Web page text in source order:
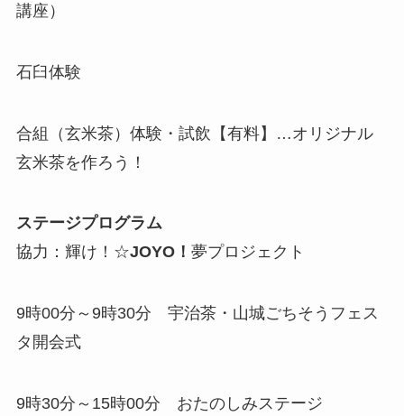
講座）
石臼体験
合組（玄米茶）体験・試飲【有料】…オリジナル
玄米茶を作ろう！
ステージプログラム
協力：輝け！☆JOYO！ 夢プロジェクト
9時00分～9時30分 宇治茶・山城ごちそうフェス
タ開会式
9時30分～15時00分 おたのしみステージ